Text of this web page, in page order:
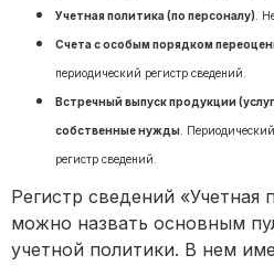
Учетная политика (по персоналу) .
Счета с особым порядком
периодический регистр сведений.
Встречный выпуск продукции
собственные нужды .
регистр сведений.
Регистр сведений «Учетная
можно назвать основным
учетной политики. В нем